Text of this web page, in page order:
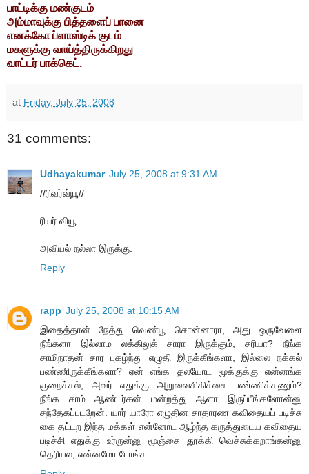
பாட்டிக்கு மண்குடம்
அம்மாவுக்கு பித்தளைப் பானை
எனக்கோ ப்ளாஸ்டிக் குடம்
மகளுக்கு வாய்த்திருக்கிறது
வாட்டர் பாக்கெட்.
at Friday, July 25, 2008
31 comments:
Udhayakumar July 25, 2008 at 9:31 AM
//ரிவர்வ்யூ//
ரியர் வியூ...
அவியல் நல்லா இருக்கு.
Reply
rapp July 25, 2008 at 10:15 AM
இதைத்தான் நேத்து வெண்பூ சொன்னாரா, அது ஒருவேளை
நீங்களா இல்லாம லக்கிலுக் சாரா இருக்கும், சரியா? நீங்க
சாமிநாதன் சார புகழ்ந்து எழுதி இருக்கீங்களா, இல்லை நக்கல்
பண்ணிருக்கீங்களா? ஏன் எங்க தலயோட மூக்குக்கு என்னங்க
குறைச்சல், அவர் எதுக்கு அறுவைசிகிச்சை பண்ணிக்கணும்?
நீங்க சாம் ஆண்டர்சன் மன்றத்து ஆளா இருப்பீங்களோன்னு
சந்தேகப்படறேன். யார் யாரோ எழுதின சாதாரண கவிதையப் படிச்சு
கை தட்டற இந்த மக்கள் என்னோட ஆழ்ந்த கருத்துடைய கவிதைய
படிச்சி எதுக்கு உர்ருன்னு மூஞ்சை தூக்கி வெச்சுக்கறாங்கன்னு
தெரியல, என்னமோ போங்க